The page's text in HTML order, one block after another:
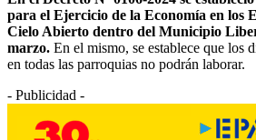
para el Ejercicio de la Economía en los
Cielo Abierto dentro del Municipio
marzo. En el mismo, se establece que los
en todas las parroquias no podrán laborar.
- Publicidad -